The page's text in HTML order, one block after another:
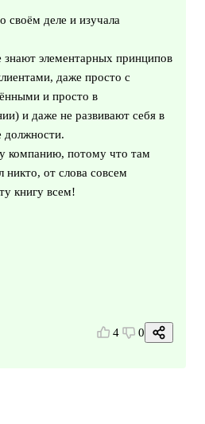
своём деле и изучала
элементарных принципов
даже просто с
и просто в
и даже не развивают себя в
должности.
компанию, потому что там
никто, от слова совсем
книгу всем!
4 0